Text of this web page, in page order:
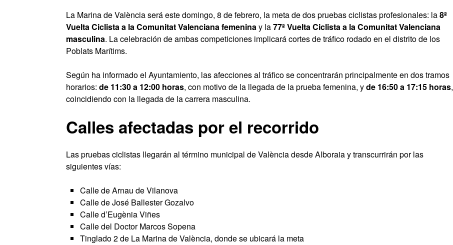
La Marina de València será este domingo, 8 de febrero, la meta de dos pruebas ciclistas profesionales: la8ª
Vuelta Ciclista a la Comunitat Valenciana femeninay la77ª Vuelta Ciclista a la Comunitat Valenciana
masculina. La celebración de ambas competiciones implicará cortes de tráfico rodado en el distrito de los
Poblats Marítims.
Según ha informado el Ayuntamiento, las afecciones al tráfico se concentrarán principalmente en dos tramos
horarios: de 11:30 a 12:00 horas, con motivo de la llegada de la prueba femenina, yde 16:50 a 17:15 horas,
coincidiendo con la llegada de la carrera masculina.
Calles afectadas por el recorrido
Las pruebas ciclistas llegarán al término municipal de València desde Alboraia y transcurrirán por las
siguientes vías:
Calle de Arnau de Vilanova
Calle de José Ballester Gozalvo
Calle d’Eugènia Viñes
Calle del Doctor Marcos Sopena
Tinglado 2 de La Marina de València, donde se ubicará la meta